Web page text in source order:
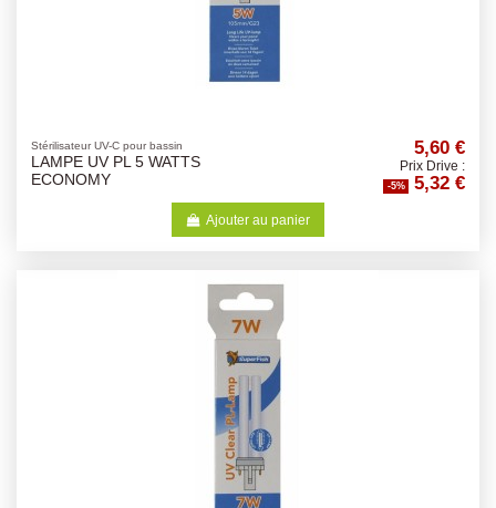
Stérilisateur UV-C pour bassin
LAMPE UV PL 5 WATTS
ECONOMY
5,60 €
Prix Drive :
-5% 5,32 €
Ajouter au panier